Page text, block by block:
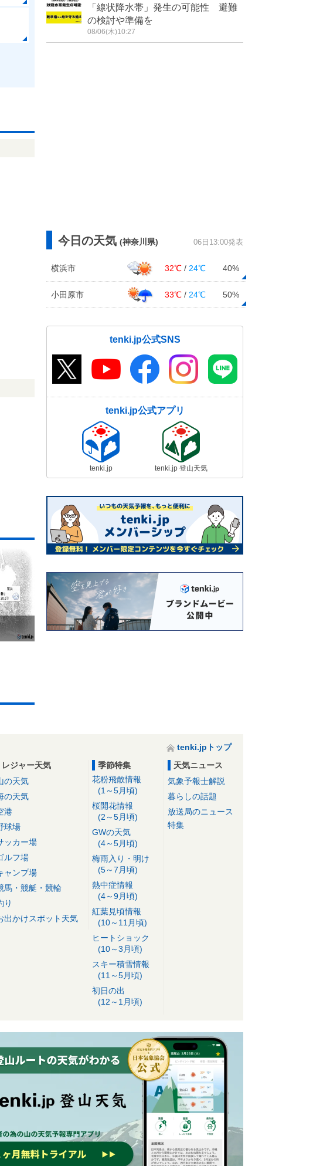
「線状降水帯」発生の可能性 避難
の検討や準備を
08/06(木)10:27
今日の天気 (神奈川県) 06日13:00発表
横浜市 32℃ / 24℃ 40%
小田原市 33℃ / 24℃ 50%
tenki.jp公式SNS
tenki.jp公式アプリ
tenki.jp tenki.jp 登山天気
tenki.jpトップ
レジャー天気
の天気
の天気
港
球場
ッカー場
ルフ場
ャンプ場
馬・競艇・競輪
り
出かけスポット天気
季節特集
花粉飛散情報
(1～5月頃)
桜開花情報
(2～5月頃)
GWの天気
(4～5月頃)
梅雨入り・明け
(5～7月頃)
熱中症情報
(4～9月頃)
紅葉見頃情報
(10～11月頃)
ヒートショック
(10～3月頃)
スキー積雪情報
(11～5月頃)
初日の出
(12～1月頃)
天気ニュース
気象予報士解説
暮らしの話題
放送局のニュース
特集